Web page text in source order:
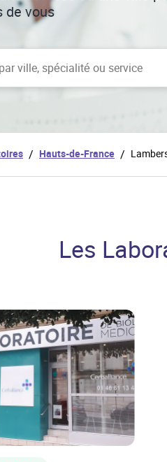
de vous
Zip or City & Country
/ Hauts-de-France /
Les